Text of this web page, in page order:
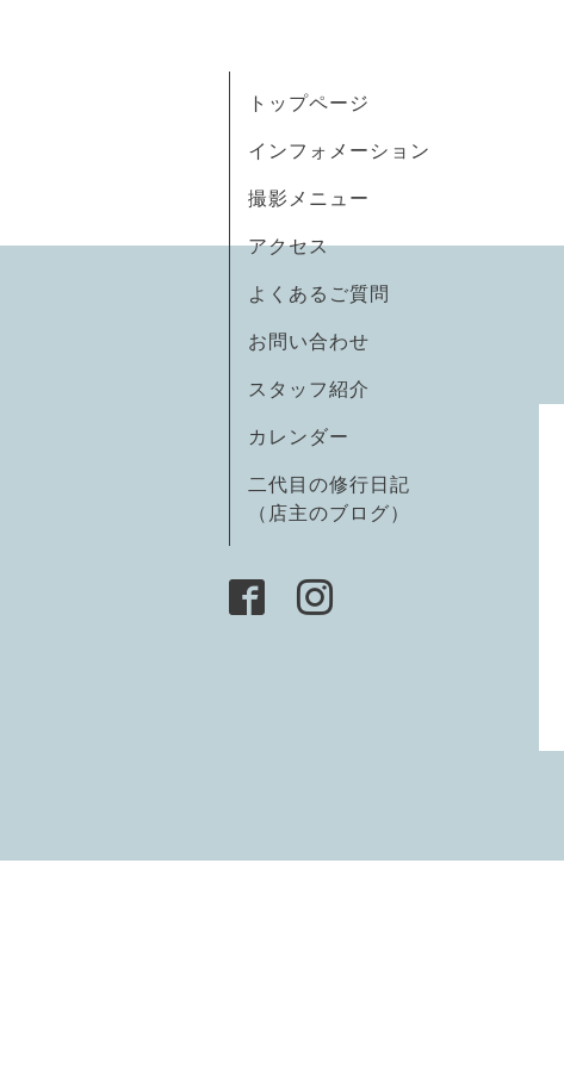
トップページ
インフォメーション
撮影メニュー
アクセス
よくあるご質問
お問い合わせ
スタッフ紹介
カレンダー
二代目の修行日記
（店主のブログ）